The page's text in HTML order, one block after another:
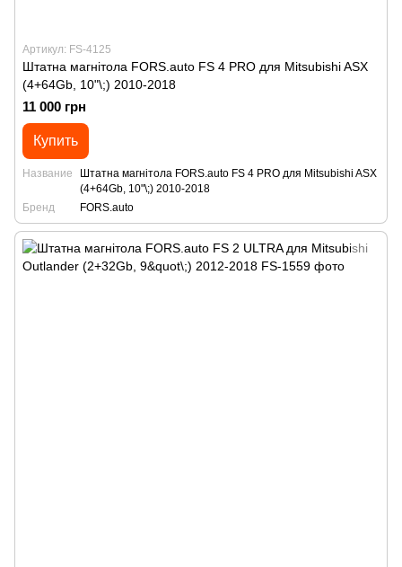
Артикул: FS-4125
Штатна магнітола FORS.auto FS 4 PRO для Mitsubishi ASX
(4+64Gb, 10"\;) 2010-2018
11 000 грн
Купить
Название
Штатна магнітола FORS.auto FS 4 PRO для Mitsubishi ASX
(4+64Gb, 10"\;) 2010-2018
Бренд
FORS.auto